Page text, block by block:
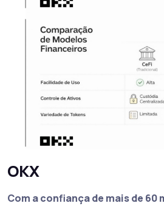
OKX
Com a confiança de mais de